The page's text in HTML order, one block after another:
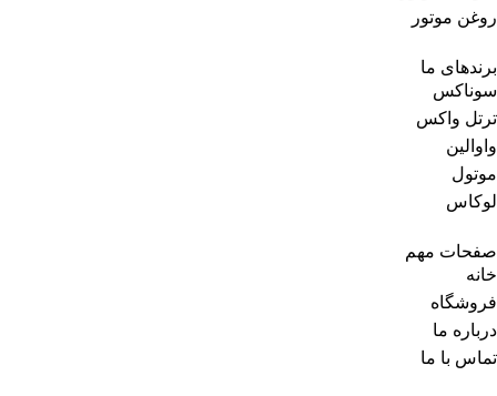
روغن موتور
برندهای ما
سوناکس
ترتل واکس
واوالین
موتول
لوکاس
صفحات مهم
خانه
فروشگاه
درباره ما
تماس با ما